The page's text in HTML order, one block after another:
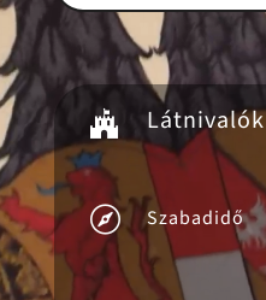
 Látnivalók
 Szabadidő